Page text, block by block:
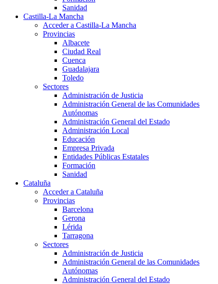
Sanidad
Castilla-La Mancha
Acceder a Castilla-La Mancha
Provincias
Albacete
Ciudad Real
Cuenca
Guadalajara
Toledo
Sectores
Administración de Justicia
Administración General de las Comunidades
Autónomas
Administración General del Estado
Administración Local
Educación
Empresa Privada
Entidades Públicas Estatales
Formación
Sanidad
Cataluña
Acceder a Cataluña
Provincias
Barcelona
Gerona
Lérida
Tarragona
Sectores
Administración de Justicia
Administración General de las Comunidades
Autónomas
Administración General del Estado